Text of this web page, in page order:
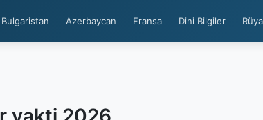
Bulgaristan Azerbaycan Fransa Dini Bilgiler